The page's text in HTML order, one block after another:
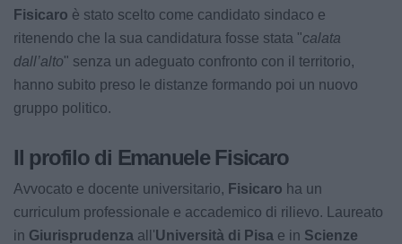
Fisicaro è stato scelto come candidato sindaco e
ritenendo che la sua candidatura fosse stata "calata
dall’alto" senza un adeguato confronto con il territorio,
hanno subito preso le distanze formando poi un nuovo
gruppo politico.
Il profilo di Emanuele Fisicaro
Avvocato e docente universitario, Fisicaro ha un
curriculum professionale e accademico di rilievo. Laureato
in Giurisprudenza all'Università di Pisa e in Scienze